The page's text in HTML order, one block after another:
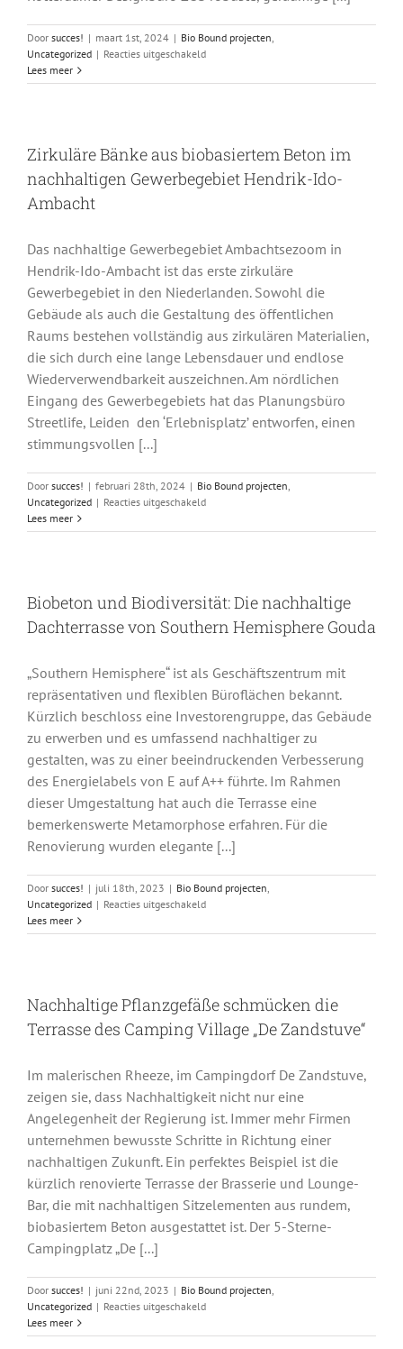
Door succes! | maart 1st, 2024 | Bio Bound projecten,
Uncategorized | Reacties uitgeschakeldvoor
nachhaltige
Außenbereich
Lees meer
Zirkuläre Bänke aus biobasiertem Beton im
nachhaltigen Gewerbegebiet Hendrik-Ido-
Ambacht
Das nachhaltige Gewerbegebiet Ambachtsezoom in
Hendrik-Ido-Ambacht ist das erste zirkuläre
Gewerbegebiet in den Niederlanden. Sowohl die
Gebäude als auch die Gestaltung des öffentlichen
Raums bestehen vollständig aus zirkulären Materialien,
die sich durch eine lange Lebensdauer und endlose
Wiederverwendbarkeit auszeichnen. Am nördlichen
Eingang des Gewerbegebiets hat das Planungsbüro
Streetlife, Leiden den ‘Erlebnisplatz’ entworfen, einen
stimmungsvollen [...]
Door succes! | februari 28th, 2024 | Bio Bound projecten,
Uncategorized | Reacties uitgeschakeldvoor
Bänke
im
Gewerbegebiet
Ambacht
Lees meer
Biobeton und Biodiversität: Die nachhaltige
Dachterrasse von Southern Hemisphere Gouda
„Southern Hemisphere“ ist als Geschäftszentrum mit
repräsentativen und flexiblen Büroflächen bekannt.
Kürzlich beschloss eine Investorengruppe, das Gebäude
zu erwerben und es umfassend nachhaltiger zu
gestalten, was zu einer beeindruckenden Verbesserung
des Energielabels von E auf A++ führte. Im Rahmen
dieser Umgestaltung hat auch die Terrasse eine
bemerkenswerte Metamorphose erfahren. Für die
Renovierung wurden elegante [...]
Door succes! | juli 18th, 2023 | Bio Bound projecten,
Uncategorized | Reacties uitgeschakeldvoor
und
Dachterrasse
Southern
Lees meer
Nachhaltige Pflanzgefäße schmücken die
Terrasse des Camping Village „De Zandstuve“
Im malerischen Rheeze, im Campingdorf De Zandstuve,
zeigen sie, dass Nachhaltigkeit nicht nur eine
Angelegenheit der Regierung ist. Immer mehr Firmen
unternehmen bewusste Schritte in Richtung einer
nachhaltigen Zukunft. Ein perfektes Beispiel ist die
kürzlich renovierte Terrasse der Brasserie und Lounge-
Bar, die mit nachhaltigen Sitzelementen aus rundem,
biobasiertem Beton ausgestattet ist. Der 5-Sterne-
Campingplatz „De [...]
Door succes! | juni 22nd, 2023 | Bio Bound projecten,
Uncategorized | Reacties uitgeschakeldvoor
Pflanzgefäße
Lees meer